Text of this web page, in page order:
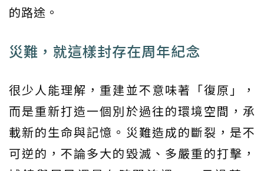
的路途。
災難，就這樣封存在周年紀念
很少人能理解，重建並不意味著「復原」，
而是重新打造一個別於過往的環境空間，承
載新的生命與記憶。災難造成的斷裂，是不
可逆的，不論多大的毀滅、多嚴重的打擊，